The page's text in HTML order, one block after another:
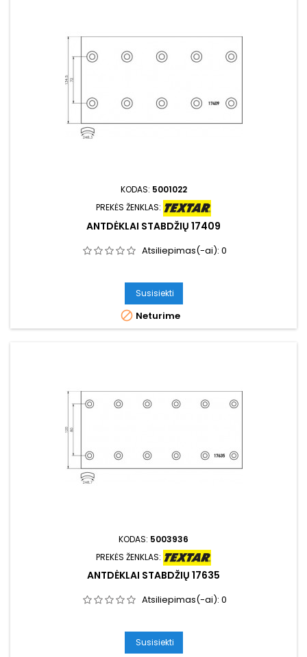
KODAS: 5001022
PREKĖS ŽENKLAS:
ANTDĖKLAI STABDŽIŲ 17409
Atsiliepimas(-ai): 0
Susisiekti
 Neturime
KODAS: 5003936
PREKĖS ŽENKLAS:
ANTDĖKLAI STABDŽIŲ 17635
Atsiliepimas(-ai): 0
Susisiekti